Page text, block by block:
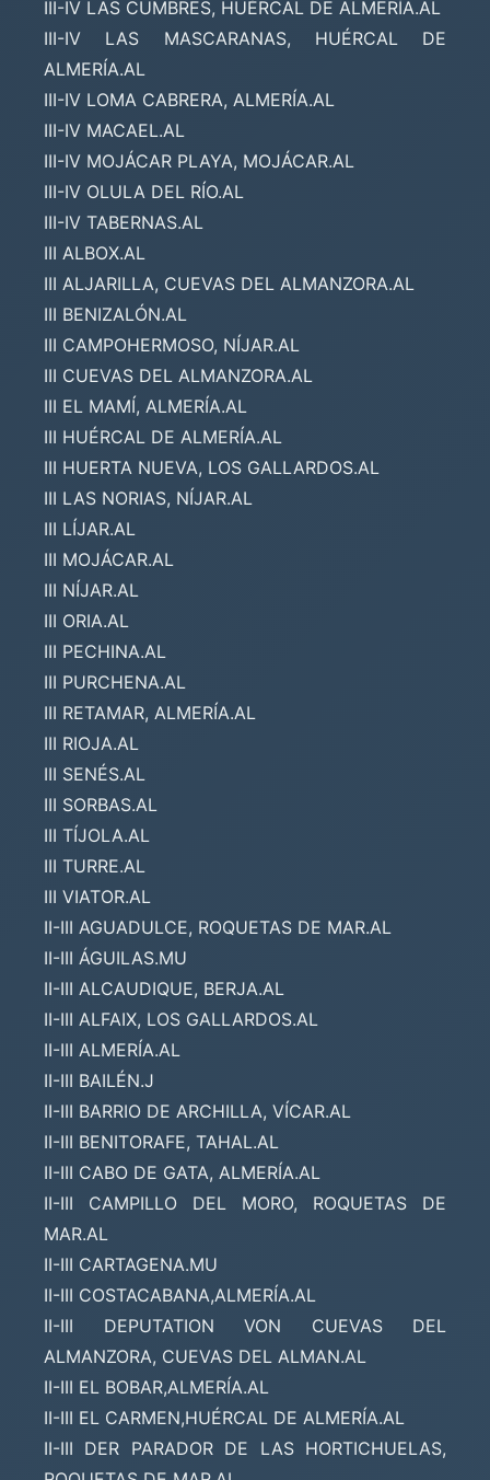
III-IV LAS CUMBRES, HUÉRCAL DE ALMERÍA.AL
III-IV LAS MASCARANAS, HUÉRCAL DE
ALMERÍA.AL
III-IV LOMA CABRERA, ALMERÍA.AL
III-IV MACAEL.AL
III-IV MOJÁCAR PLAYA, MOJÁCAR.AL
III-IV OLULA DEL RÍO.AL
III-IV TABERNAS.AL
III ALBOX.AL
III ALJARILLA, CUEVAS DEL ALMANZORA.AL
III BENIZALÓN.AL
III CAMPOHERMOSO, NÍJAR.AL
III CUEVAS DEL ALMANZORA.AL
III EL MAMÍ, ALMERÍA.AL
III HUÉRCAL DE ALMERÍA.AL
III HUERTA NUEVA, LOS GALLARDOS.AL
III LAS NORIAS, NÍJAR.AL
III LÍJAR.AL
III MOJÁCAR.AL
III NÍJAR.AL
III ORIA.AL
III PECHINA.AL
III PURCHENA.AL
III RETAMAR, ALMERÍA.AL
III RIOJA.AL
III SENÉS.AL
III SORBAS.AL
III TÍJOLA.AL
III TURRE.AL
III VIATOR.AL
II-III AGUADULCE, ROQUETAS DE MAR.AL
II-III ÁGUILAS.MU
II-III ALCAUDIQUE, BERJA.AL
II-III ALFAIX, LOS GALLARDOS.AL
II-III ALMERÍA.AL
II-III BAILÉN.J
II-III BARRIO DE ARCHILLA, VÍCAR.AL
II-III BENITORAFE, TAHAL.AL
II-III CABO DE GATA, ALMERÍA.AL
II-III CAMPILLO DEL MORO, ROQUETAS DE
MAR.AL
II-III CARTAGENA.MU
II-III COSTACABANA,ALMERÍA.AL
II-III DEPUTATION VON CUEVAS DEL
ALMANZORA, CUEVAS DEL ALMAN.AL
II-III EL BOBAR,ALMERÍA.AL
II-III EL CARMEN,HUÉRCAL DE ALMERÍA.AL
II-III DER PARADOR DE LAS HORTICHUELAS,